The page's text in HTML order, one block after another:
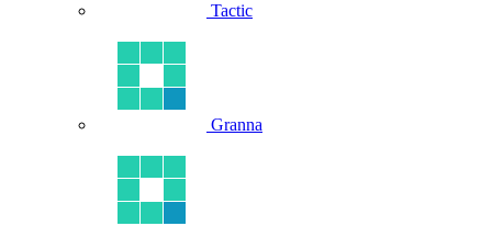
Tactic
Granna